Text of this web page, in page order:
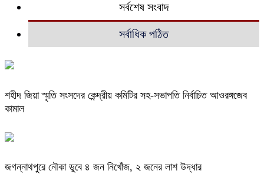
সর্বশেষ সংবাদ
সর্বাধিক পঠিত
শহীদ জিয়া স্মৃতি সংসদের কেন্দ্রীয় কমিটির সহ-সভাপতি নির্বাচিত আওরঙ্গজেব
কামাল
জগন্নাথপুরে নৌকা ডুবে ৪ জন নিখোঁজ, ২ জনের লাশ উদ্ধার